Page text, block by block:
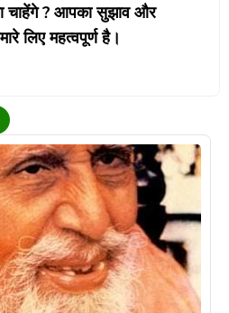
चाहेंगे ? आपका सुझाव और
लिए महत्वपूर्ण है।